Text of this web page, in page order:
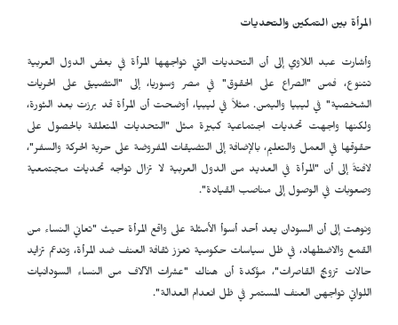
المرأة بين التمكين والتحديات
وأشارت عبد اللاوي إلى أن التحديات التي تواجهها المرأة في بعض الدول العربية
تتنوع، فمن "الصراع على الحقوق" في مصر وسوريا، إلى "التضييق على الحريات
الشخصية" في ليبيا واليمن. مثلاً في ليبيا، أوضحت أن المرأة قد برزت بعد الثورة،
ولكنها واجهت تحديات اجتماعية كبيرة مثل "التحديات المتعلقة بالحصول على
حقوقها في العمل والتعليم، بالإضافة إلى التضيقات المفروضة على حرية الحركة والسفر"،
لافتةً إلى أن "المرأة في العديد من الدول العربية لا تزال تواجه تحديات مجتمعية
وصعوبات في الوصول إلى مناصب القيادة".
ونوهت إلى أن السودان يعد أحد أسوأ الأمثلة على واقع المرأة حيث "تعاني النساء من
القمع والاضطهاد، في ظل سياسات حكومية تعزز ثقافة العنف ضد المرأة، وتدعم تزايد
حالات تزويج القاصرات"، مؤكدة أن هناك "عشرات الآلاف من النساء السودانيات
اللواتي تواجهن العنف المستمر في ظل انعدام العدالة".